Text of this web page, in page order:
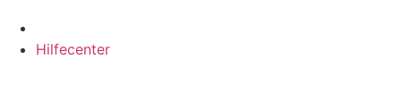
Hilfecenter